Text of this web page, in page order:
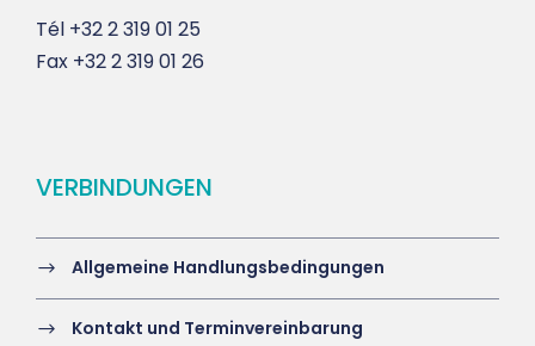
Tél +32 2 319 01 25
Fax +32 2 319 01 26
VERBINDUNGEN
Allgemeine Handlungsbedingungen
Kontakt und Terminvereinbarung